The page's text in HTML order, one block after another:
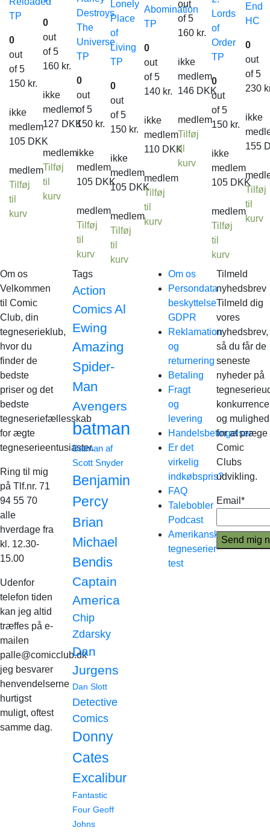
TP
0
out
of 5
150 kr.
ikke
medlem
105 DKK
medlem
Tilføj
til
kurv
0
out
of 5
160 kr.
ikke
medlem
127 DKK
medlem
Tilføj
til
kurv
Destroys
The
Universe
TP
0
out
of 5
150 kr.
ikke
medlem
105 DKK
medlem
Tilføj
til
kurv
Lonely
Place
of
Living
TP
0
out
of 5
150 kr.
ikke
medlem
105 DKK
medlem
Tilføj
til
kurv
Abomination
TP
0
out
of 5
140 kr.
ikke
medlem
110 DKK
medlem
Tilføj
til
kurv
out
of 5
160 kr.
ikke
medlem
146 DKK
medlem
Tilføj
til
kurv
Lords
of
Order
TP
0
out
of 5
150 kr.
ikke
medlem
105 DKK
medlem
Tilføj
til
kurv
End
HC
0
out
of 5
230
ikke
155
Tilføj
til
kurv
Om os
Velkommen
til Comic
Club, din
tegneserieklub,
hvor du
finder de
bedste
priser og det
bedste
tegneseriefællesskab
for ægte
tegneserieentusiaster.
Ring til mig
på Tlf.nr. 71
94 55 70
alle
hverdage fra
kl. 12.30-
15.00
Udenfor
telefon tiden
kan jeg altid
træffes på e-
mailen
palle@comicclub.dk
jeg besvarer
henvendelserne
hurtigst
muligt, oftest
samme dag.
Tags
Action
Comics Al
Ewing
Amazing
Spider-
Man
Avengers
batman
Batman af
Scott Snyder
Benjamin
Percy
Brian
Michael
Bendis
Captain
America
Chip
Zdarsky
Dan
Jurgens
Dan Slott
Detective
Comics
Donny
Cates
Excalibur
Fantastic
Four Geoff
Johns
Om os
Persondata
beskyttelse
GDPR
Reklamation
og
returnering
Betaling
Fragt
og
levering
Handelsbetingelser
Er det
virkelig
indkøbspris?
FAQ
Talebobler
Podcast
Amerikanske
tegneserier
test
Tilmeld
nyhedsbrev
Tilmeld dig
vores
nyhedsbrev,
så du får de
seneste
nyheder på
og mulighed
for at præge
Comic
Clubs
udvikling.
Email*